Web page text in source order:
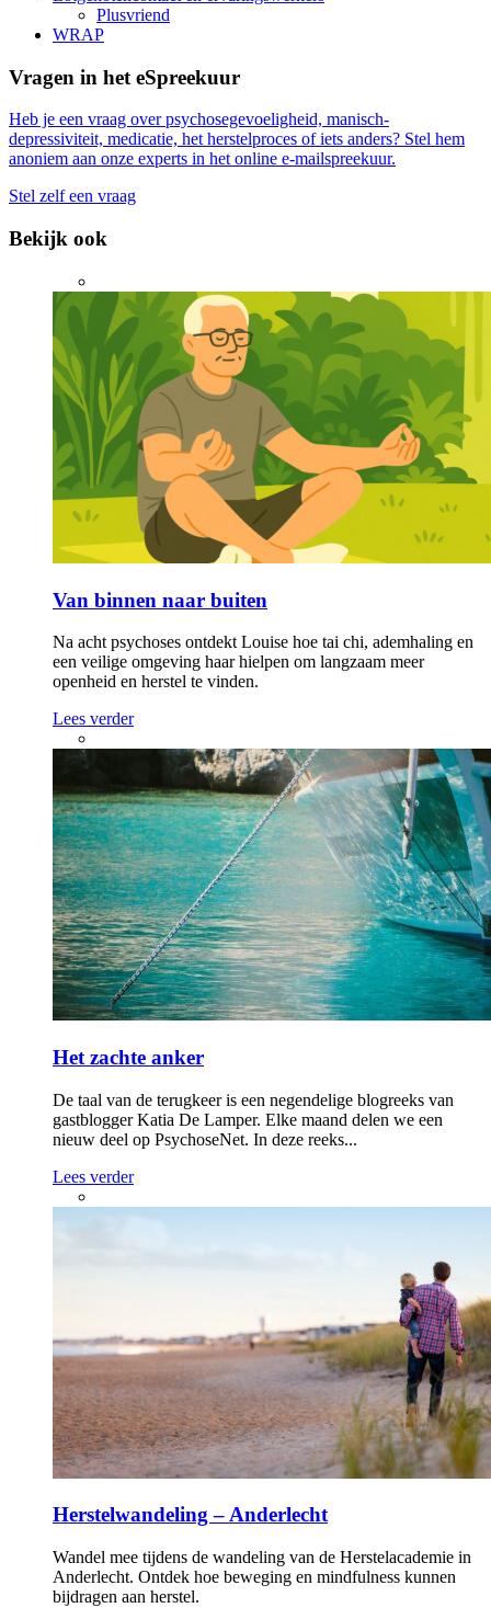
Plusvriend
WRAP
Vragen in het eSpreekuur
Heb je een vraag over psychosegevoeligheid, manisch-
depressiviteit, medicatie, het herstelproces of iets anders? Stel hem
anoniem aan onze experts in het online e-mailspreekuur.
Stel zelf een vraag
Bekijk ook
Van binnen naar buiten
Na acht psychoses ontdekt Louise hoe tai chi, ademhaling en
een veilige omgeving haar hielpen om langzaam meer
openheid en herstel te vinden.
Lees verder
Het zachte anker
De taal van de terugkeer is een negendelige blogreeks van
gastblogger Katia De Lamper. Elke maand delen we een
nieuw deel op PsychoseNet. In deze reeks...
Lees verder
Herstelwandeling – Anderlecht
Wandel mee tijdens de wandeling van de Herstelacademie in
Anderlecht. Ontdek hoe beweging en mindfulness kunnen
bijdragen aan herstel.